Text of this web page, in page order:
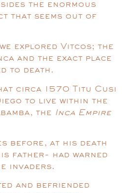
the enormous
that seems out of
explored Vitcos; the
and the exact place
to death.
circa 1570 Titu Cusi
to live within the
the Inca Empire
before, at his death
father- had warned
invaders.
and befriended